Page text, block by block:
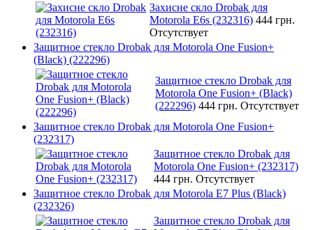
Захисне скло Drobak для
Motorola E6s (232316) 444 грн.
Отсутствует
Защитное стекло Drobak для Motorola One Fusion+
(Black) (222296)
Защитное стекло Drobak для
Motorola One Fusion+ (Black)
(222296) 444 грн. Отсутствует
Защитное стекло Drobak для Motorola One Fusion+
(232317)
Защитное стекло Drobak для
Motorola One Fusion+ (232317)
444 грн. Отсутствует
Защитное стекло Drobak для Motorola E7 Plus (Black)
(232326)
Защитное стекло Drobak для